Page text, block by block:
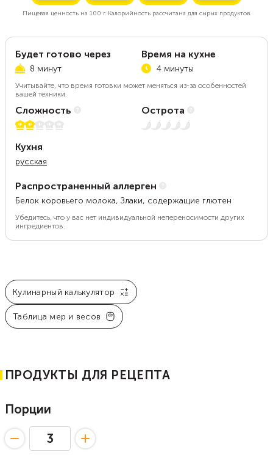
Пищевая ценность на 100 г.Калорийность рассчитана для сырых продуктов.
Будет готово через
8 минут
Время на кухне
4 минуты
Учитывайте, что время готовки может меняться из-за особенностей
вашей техники.
Сложность
2 из 5
Острота
Нет остроты
Кухня
русская
Распространенный аллерген
Белок коровьего молока, Злаки, содержащие глютен
Убедитесь, что у вас нет индивидуальной непереносимости других
ингредиентов.
Кулинарный калькулятор
Таблица мер и весов
ПРОДУКТЫ ДЛЯ РЕЦЕПТА
Порции